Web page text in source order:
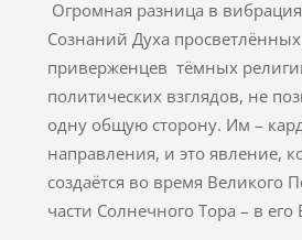
Огромная разница в
Сознаний Духа
приверженцев тёмных
политических взглядов, не
одну общую сторону. Им –
направления, и это явление,
создаётся во время Великого
части Солнечного Тора – в